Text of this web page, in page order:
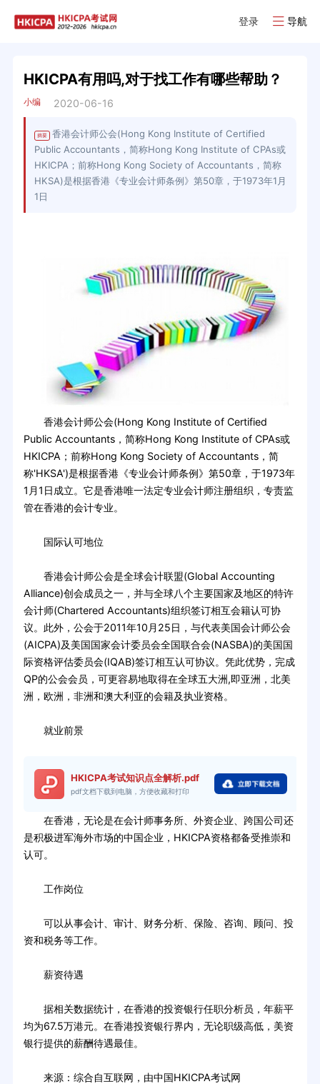
登录 导航
HKICPA有用吗,对于找工作有哪些帮助？
小编 2020-06-16
摘要
香港会计师公会(Hong Kong Institute of Certified
Public Accountants，简称Hong Kong Institute of CPAs或
HKICPA；前称Hong Kong Society of Accountants，简称
HKSA)是根据香港《专业会计师条例》第50章，于1973年1月
1日
香港会计师公会(Hong Kong Institute of Certified
Public Accountants，简称Hong Kong Institute of CPAs或
HKICPA；前称Hong Kong Society of Accountants，简
称'HKSA')是根据香港《专业会计师条例》第50章，于1973年
1月1日成立。它是香港唯一法定专业会计师注册组织，专责监
管在香港的会计专业。
国际认可地位
香港会计师公会是全球会计联盟(Global Accounting
Alliance)创会成员之一，并与全球八个主要国家及地区的特许
会计师(Chartered Accountants)组织签订相互会籍认可协
议。此外，公会于2011年10月25日，与代表美国会计师公会
(AICPA)及美国国家会计委员会全国联合会(NASBA)的美国国
际资格评估委员会(IQAB)签订相互认可协议。凭此优势，完成
QP的公会会员，可更容易地取得在全球五大洲,即亚洲，北美
洲，欧洲，非洲和澳大利亚的会籍及执业资格。
就业前景
HKICPA考试知识点全解析.pdf
pdf文档下载到电脑，方便收藏和打印
在香港，无论是在会计师事务所、外资企业、跨国公司还
是积极进军海外市场的中国企业，HKICPA资格都备受推崇和
认可。
工作岗位
可以从事会计、审计、财务分析、保险、咨询、顾问、投
资和税务等工作。
薪资待遇
据相关数据统计，在香港的投资银行任职分析员，年薪平
均为67.5万港元。在香港投资银行界内，无论职级高低，美资
银行提供的薪酬待遇最佳。
来源：综合自互联网，由中国HKICPA考试网